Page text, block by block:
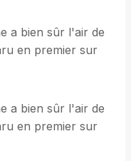
a bien sûr l'air de
en premier sur
a bien sûr l'air de
en premier sur